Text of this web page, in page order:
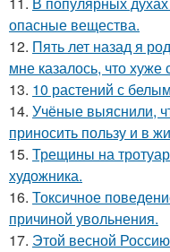
опасные вещества.
12. Пять лет назад я
мне казалось, что
13. 10 растений с
14. Учёные выяснили,
приносить пользу и в
15. Трещины на
художника.
16. Токсичное
причиной увольнения.
17. Этой весной